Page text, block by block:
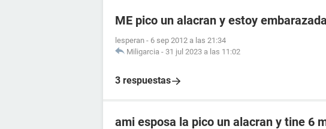
ME pico un alacran y estoy embarazada
lesperan - 6 sep 2012 a las 21:34
Miligarcia - 31 jul 2023 a las 11:02
3 respuestas
ami esposa la pico un alacran y tine 6